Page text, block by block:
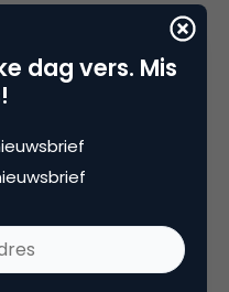
en als dat
altijd verkeerd op.
voor altijd last van die
OK.
over
dag vers. Mis